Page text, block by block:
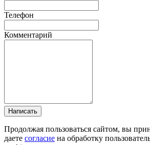
Телефон
Комментарий
Написать
Продолжая пользоваться сайтом, вы
даете согласие на обработку